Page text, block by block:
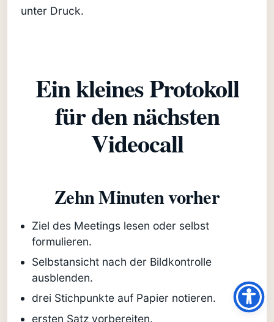
unter Druck.
Ein kleines Protokoll
für den nächsten
Videocall
Zehn Minuten vorher
Ziel des Meetings lesen oder selbst
formulieren.
Selbstansicht nach der Bildkontrolle
ausblenden.
drei Stichpunkte auf Papier notieren.
ersten Satz vorbereiten.